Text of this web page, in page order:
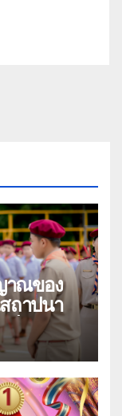
าณของ
ถาปนา
ปี 2569